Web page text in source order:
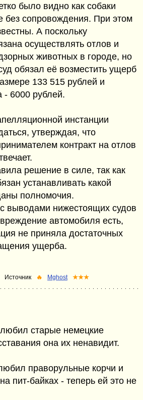
было видно как собаки
без сопровождения. При этом
А поскольку
осуществлять отлов и
животных в городе, но
обязал её возместить ущерб
133 515 рублей и
- 6000 рублей.
инстанции
утверждая, что
контракт на отлов
решение в силе, так как
устанавливать какой
полномочия.
выводами нижестоящих судов
автомобиля есть,
не приняла достаточных
ущерба.
Источник 🔥 Mghost ★★★
старые немецкие
она их ненавидит.
праворульные корчи и
пит-байках - теперь ей это не